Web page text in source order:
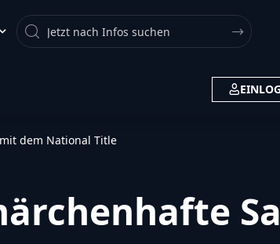
Search
dem National Title